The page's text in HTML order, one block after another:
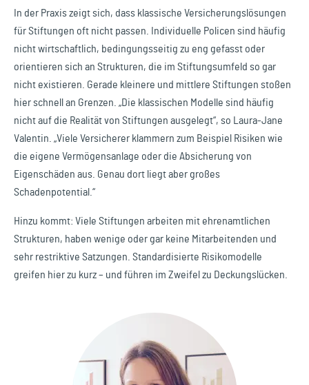
In der Praxis zeigt sich, dass klassische Versicherungslösungen
für Stiftungen oft nicht passen. Individuelle Policen sind häufig
nicht wirtschaftlich, bedingungsseitig zu eng gefasst oder
orientieren sich an Strukturen, die im Stiftungsumfeld so gar
nicht existieren. Gerade kleinere und mittlere Stiftungen stoßen
hier schnell an Grenzen. „Die klassischen Modelle sind häufig
nicht auf die Realität von Stiftungen ausgelegt“, so Laura-Jane
Valentin. „Viele Versicherer klammern zum Beispiel Risiken wie
die eigene Vermögensanlage oder die Absicherung von
Eigenschäden aus. Genau dort liegt aber großes
Schadenpotential.“
Hinzu kommt: Viele Stiftungen arbeiten mit ehrenamtlichen
Strukturen, haben wenige oder gar keine Mitarbeitenden und
sehr restriktive Satzungen. Standardisierte Risikomodelle
greifen hier zu kurz – und führen im Zweifel zu Deckungslücken.